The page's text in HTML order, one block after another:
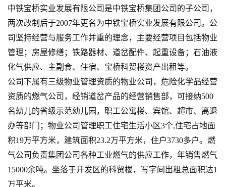
中铁宝桥实业发展有限公司是中铁宝桥集团公司的子公司，
两次改制后于2007年更名为中铁宝桥实业发展有限公司。公
司坚持经营与服务工作并重的理念，主要经营项目包括物业
管理；房屋修缮；铁路器材、道岔配件、起重设备；石油液
化气供应、主副食、住宿、宝桥科贸楼资产出租等。
公司下属有三级物业管理资质的物业公司，危险化学品经营
资质的燃气公司，经销道岔产品的经营销售部，可接纳500
名幼儿的省级示范幼儿园，职工公寓楼、宾馆、超市、离退
办等部门；物业公司管理职工住宅生活小区3个,住宅占地面
积19万平方米，建筑面积23.2万平方米，住户3730多户。燃
气公司负责集团公司各种工业燃气的供应工作，年销售燃气
15000余吨。坐落于开发区的科贸楼，写字间出租总面积达1
万平米。